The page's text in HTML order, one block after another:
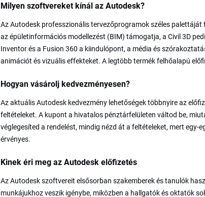
Milyen szoftvereket kínál az Autodesk?
Az Autodesk professzionális tervezőprogramok széles palettáját
az épületinformációs modellezést (BIM) támogatja, a Civil 3D
Inventor és a Fusion 360 a kiindulópont, a média és
animációt és vizuális effekteket. A legtöbb termék felhőalapú
Hogyan vásárolj kedvezményesen?
Az aktuális Autodesk kedvezmény lehetőségek többnyire az
feltételeket. A kupont a hivatalos pénztárfelületen váltod be,
véglegesíted a rendelést, mindig nézd át a feltételeket, mert
érvényes.
Kinek éri meg az Autodesk előfizetés
Az Autodesk szoftvereit elsősorban szakemberek és tanulók
munkájukhoz veszik igénybe, miközben a hallgatók és oktatók